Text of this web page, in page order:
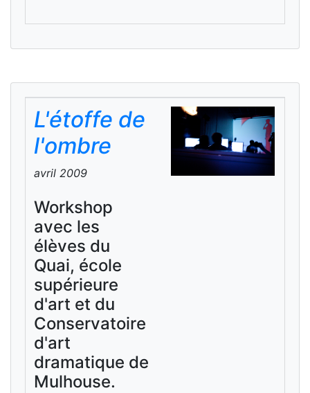
L'étoffe de
l'ombre
avril 2009
Workshop
avec les
élèves du
Quai, école
supérieure
d'art et du
Conservatoire
d'art
dramatique de
Mulhouse.